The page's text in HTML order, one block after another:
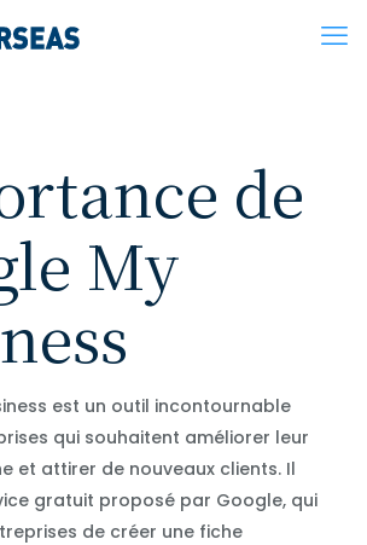
de
My
est un outil incontournable
qui souhaitent améliorer leur
et attirer de nouveaux clients. Il
gratuit proposé par Google, qui
de créer une fiche